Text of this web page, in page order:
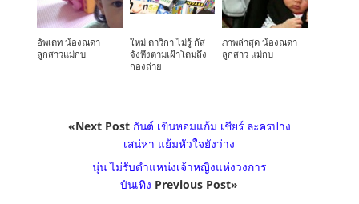
อัพเดท น้องณดา
ลูกสาวแม่กบ
ใหม่ ดาวิกา ไม่รู้ กัส
จังหึงตามเฝ้าโดมถึง
กองถ่าย
ภาพล่าสุด น้องณดา
ลูกสาว แม่กบ
«Next Post กันต์ เขินหอมแก้ม เชียร์ ละครปาง
เสน่หา แย้มหัวใจยังว่าง
นุ่น ไม่รับตำแหน่งเจ้าหญิงแห่งวงการ
บันเทิง Previous Post»